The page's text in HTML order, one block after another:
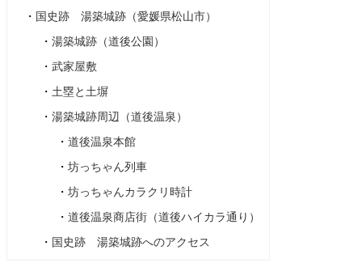
・ 国史跡 湯築城跡（愛媛県松山市）
・ 湯築城跡（道後公園）
・ 武家屋敷
・ 土塁と土塀
・ 湯築城跡周辺（道後温泉）
・ 道後温泉本館
・ 坊っちゃん列車
・ 坊っちゃんカラクリ時計
・ 道後温泉商店街（道後ハイカラ通り）
・ 国史跡 湯築城跡へのアクセス